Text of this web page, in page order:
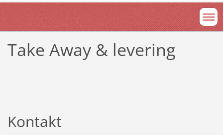
Take Away & levering
Kontakt